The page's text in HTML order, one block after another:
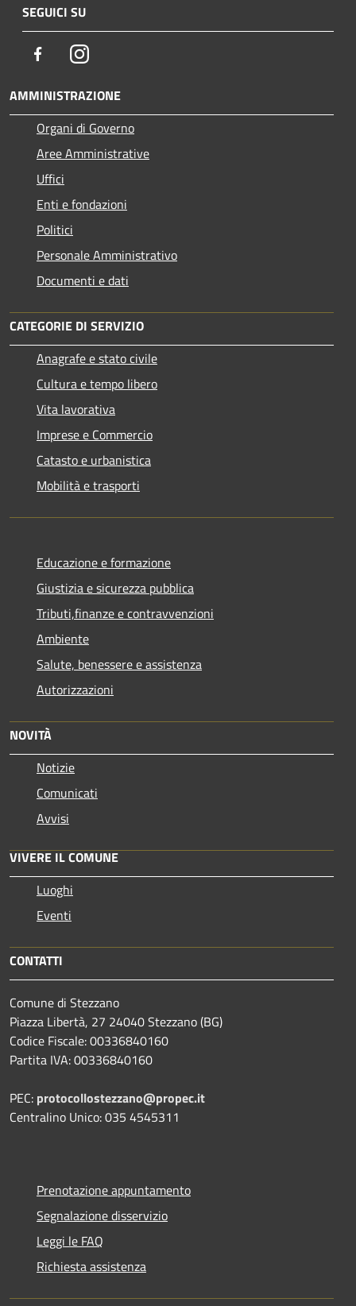
SEGUICI SU
FacebookInstagram
AMMINISTRAZIONE
Organi di Governo
Aree Amministrative
Uffici
Enti e fondazioni
Politici
Personale Amministrativo
Documenti e dati
CATEGORIE DI SERVIZIO
Anagrafe e stato civile
Cultura e tempo libero
Vita lavorativa
Imprese e Commercio
Catasto e urbanistica
Mobilità e trasporti
Educazione e formazione
Giustizia e sicurezza pubblica
Tributi,finanze e contravvenzioni
Ambiente
Salute, benessere e assistenza
Autorizzazioni
NOVITÀ
Notizie
Comunicati
Avvisi
VIVERE IL COMUNE
Luoghi
Eventi
CONTATTI
Comune di Stezzano
Piazza Libertà, 27 24040 Stezzano (BG)
Codice Fiscale: 00336840160
Partita IVA: 00336840160
PEC: protocollostezzano@propec.it
Centralino Unico: 035 4545311
Prenotazione appuntamento
Segnalazione disservizio
Leggi le FAQ
Richiesta assistenza